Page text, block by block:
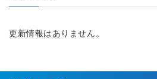
更新情報はありません。